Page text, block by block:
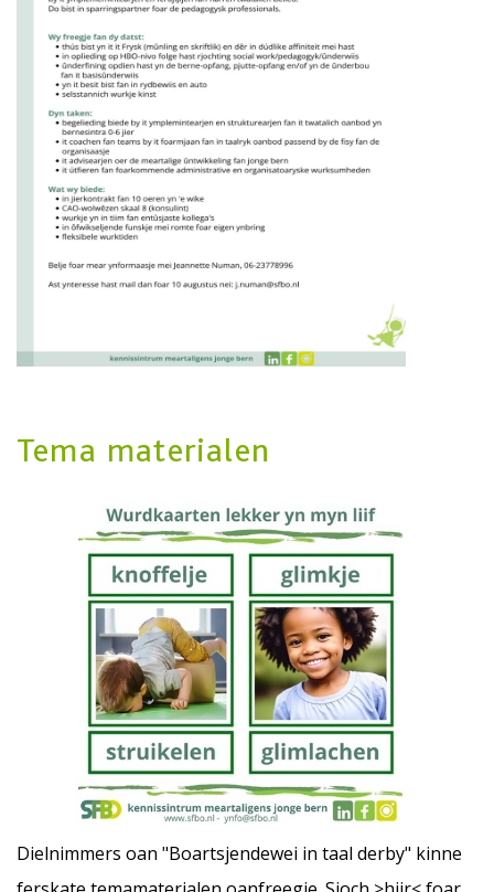
Tema materialen
Dielnimmers oan "Boartsjendewei in taal derby" kinne